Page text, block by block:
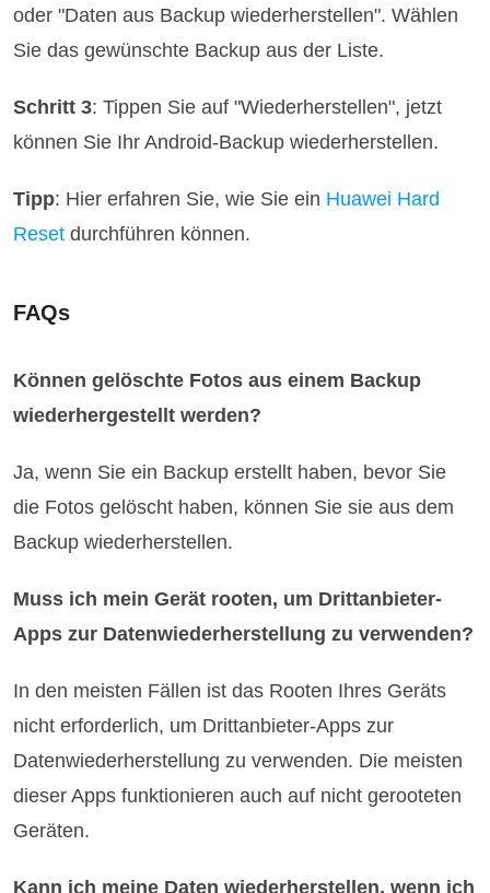
oder "Daten aus Backup wiederherstellen". Wählen
Sie das gewünschte Backup aus der Liste.
Schritt 3: Tippen Sie auf "Wiederherstellen", jetzt
können Sie Ihr Android-Backup wiederherstellen.
Tipp: Hier erfahren Sie, wie Sie ein Huawei Hard
Reset durchführen können.
FAQs
Können gelöschte Fotos aus einem Backup
wiederhergestellt werden?
Ja, wenn Sie ein Backup erstellt haben, bevor Sie
die Fotos gelöscht haben, können Sie sie aus dem
Backup wiederherstellen.
Muss ich mein Gerät rooten, um Drittanbieter-
Apps zur Datenwiederherstellung zu verwenden?
In den meisten Fällen ist das Rooten Ihres Geräts
nicht erforderlich, um Drittanbieter-Apps zur
Datenwiederherstellung zu verwenden. Die meisten
dieser Apps funktionieren auch auf nicht gerooteten
Geräten.
Kann ich meine Daten wiederherstellen, wenn ich